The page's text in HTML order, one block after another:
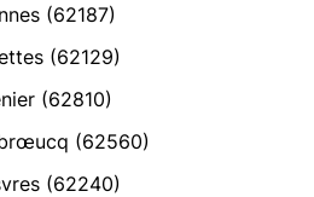
(62187)
(62129)
(62810)
(62560)
(62240)